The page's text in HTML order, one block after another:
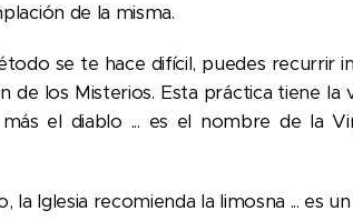
de la misma.
se te hace difícil, puedes recurrir
de los Misterios. Esta práctica tiene
el diablo ... es el nombre de la
la Iglesia recomienda la limosna ... es